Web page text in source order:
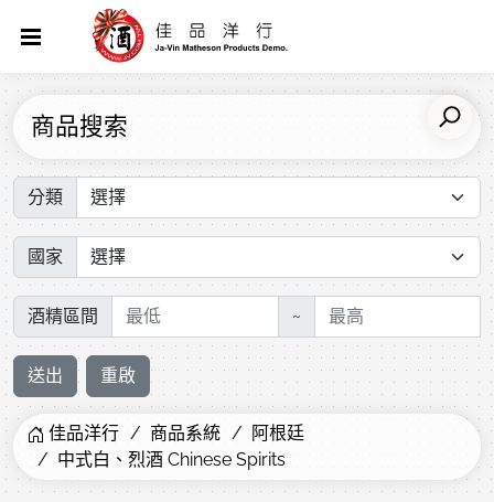
商品搜索
分類
國家
酒精區間 ~
送出 重啟
佳品洋行 商品系統
阿根廷
中式白、烈酒 Chinese Spirits